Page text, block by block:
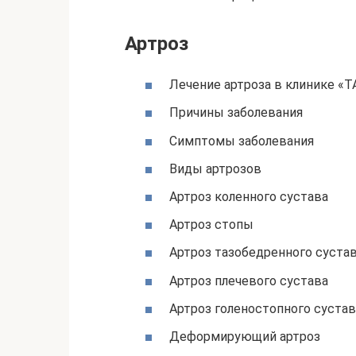
Артроз
Лечение артроза в клинике
Причины заболевания
Симптомы заболевания
Виды артрозов
Артроз коленного сустава
Артроз стопы
Артроз тазобедренного
Артроз плечевого сустава
Артроз голеностопного
Деформирующий артроз